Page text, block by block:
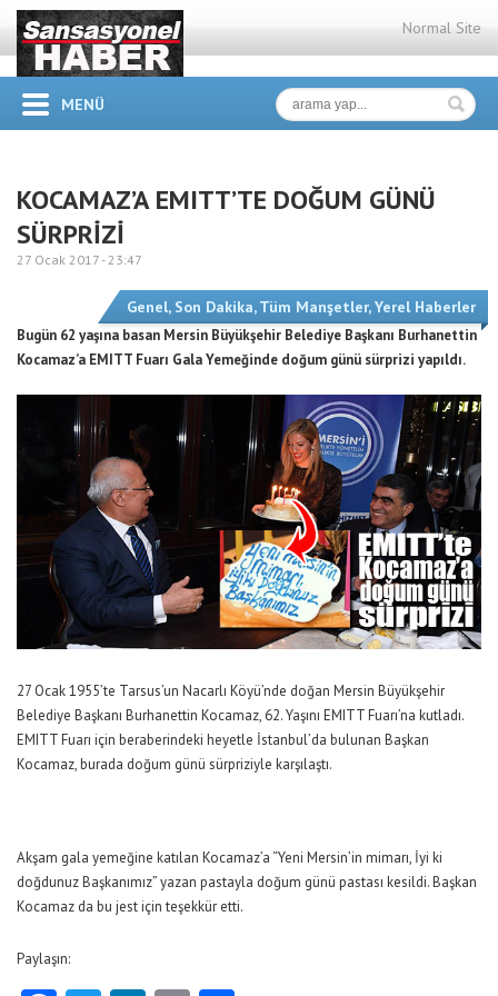
Normal Site
MENÜ
KOCAMAZ’A EMITT’TE DOĞUM GÜNÜ
SÜRPRİZİ
27 Ocak 2017 -23:47
Genel, Son Dakika,Tüm Manşetler,Yerel Haberler
Bugün 62 yaşına basan Mersin Büyükşehir Belediye Başkanı Burhanettin
Kocamaz’a EMITT Fuarı Gala Yemeğinde doğum günü sürprizi yapıldı.
27 Ocak 1955’te Tarsus’un Nacarlı Köyü’nde doğan Mersin Büyükşehir
Belediye Başkanı Burhanettin Kocamaz, 62. Yaşını EMITT Fuarı’na kutladı.
EMITT Fuarı için beraberindeki heyetle İstanbul’da bulunan Başkan
Kocamaz, burada doğum günü sürpriziyle karşılaştı.
Akşam gala yemeğine katılan Kocamaz’a “Yeni Mersin’in mimarı, İyi ki
doğdunuz Başkanımız” yazan pastayla doğum günü pastası kesildi. Başkan
Kocamaz da bu jest için teşekkür etti.
Paylaşın: